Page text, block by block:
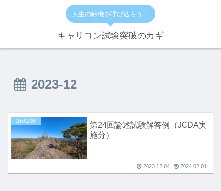
人生の転機を呼び込もう！
キャリコン試験突破のカギ
2023-12
論述試験
第24回論述試験解答例（JCDA実
施分）
2023.12.04 2024.02.01